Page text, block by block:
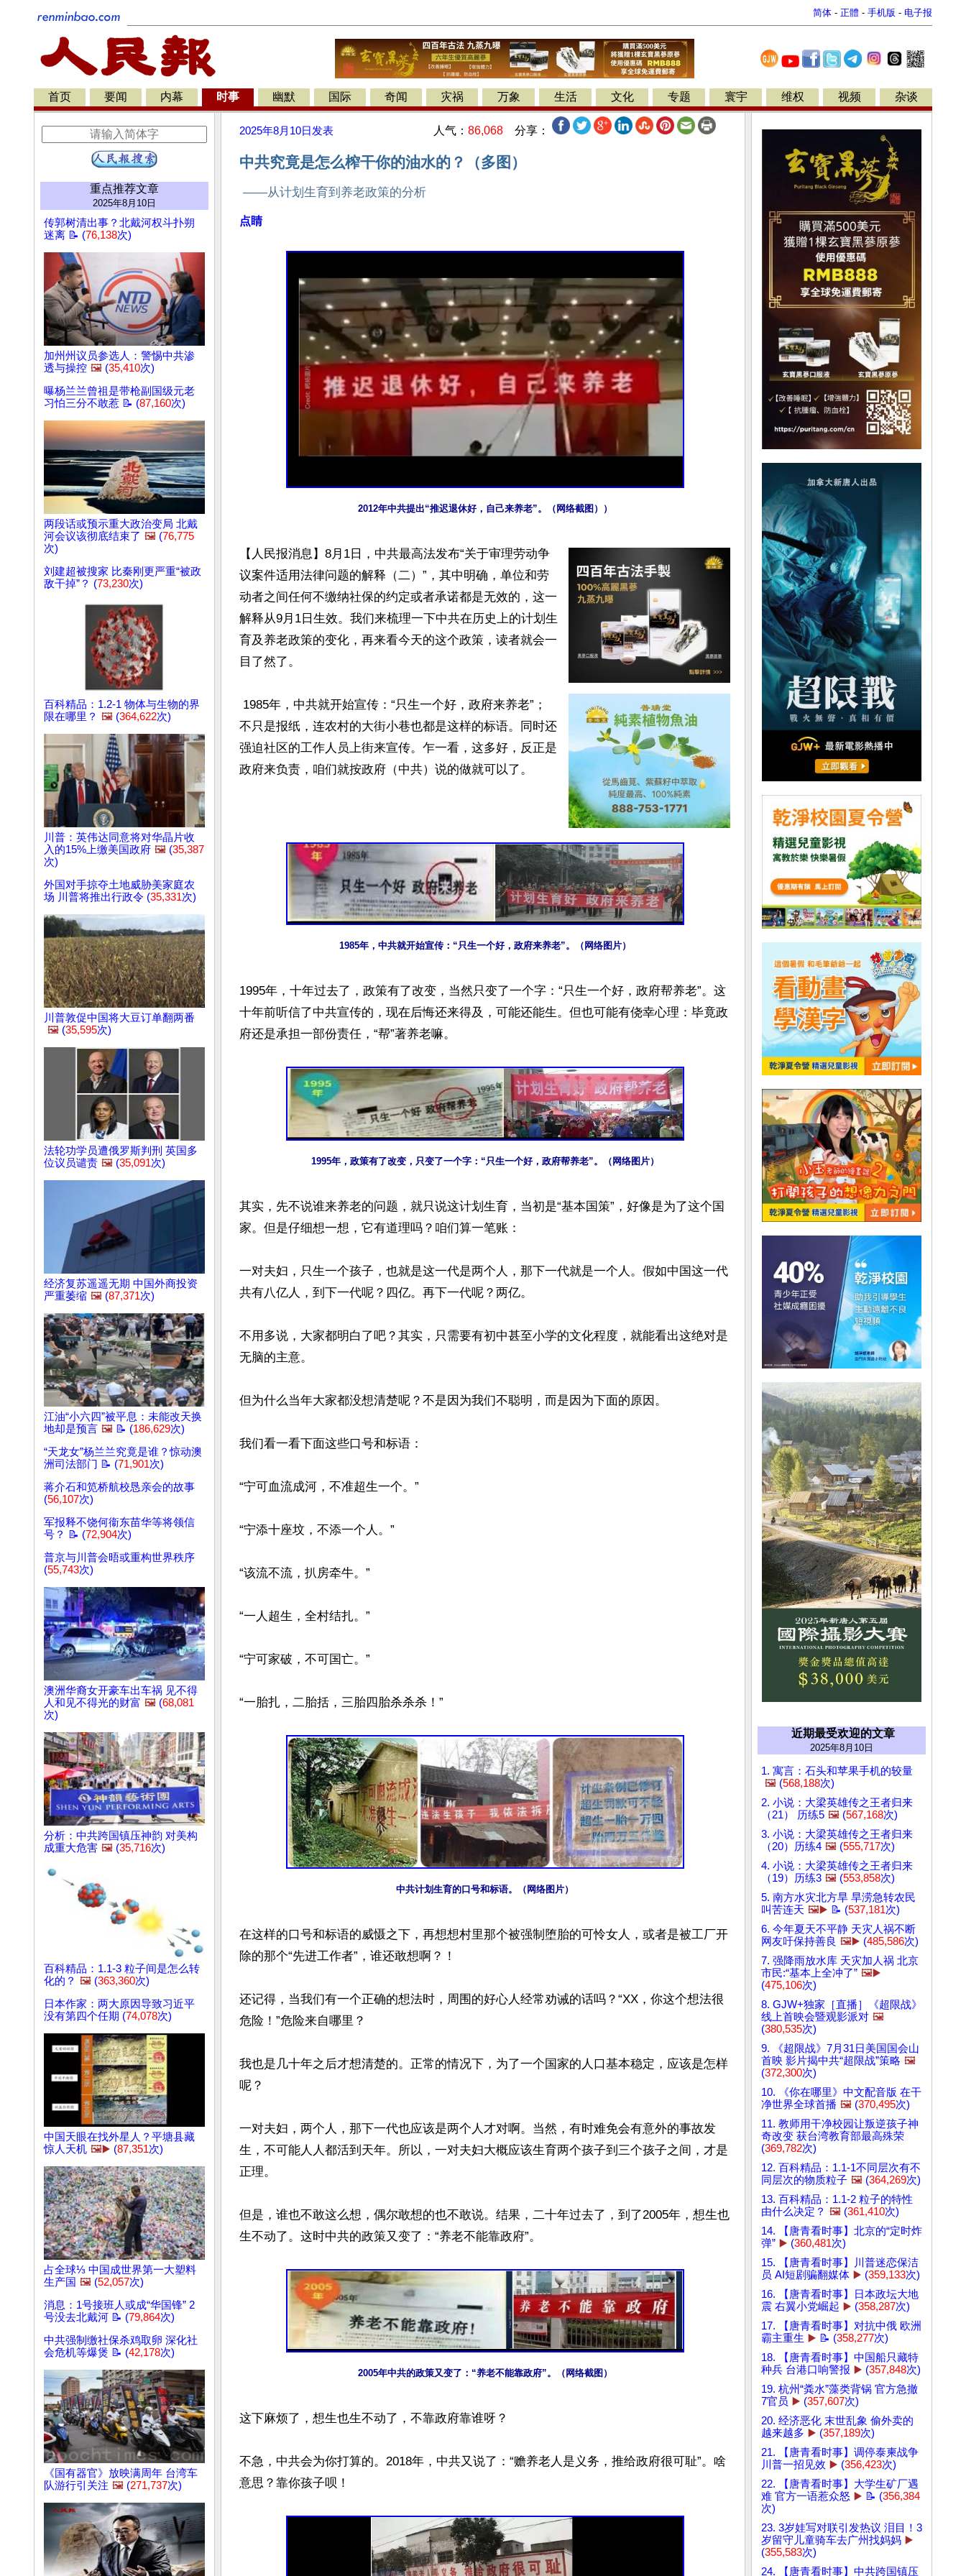
简体 - 正體 - 手机版 - 电子报
首页 要闻 内幕 时事 幽默 国际 奇闻 灾祸 万象 生活 文化 专题 寰宇 维权 视频 杂谈
重点推荐文章
2025年8月10日
传郭树清出事？北戴河权斗扑朔
迷离 📝 (76,138次)
加州州议员参选人：警惕中共渗
透与操控 🖼️ (35,410次)
曝杨兰兰曾祖是带枪副国级元老
习怕三分不敢惹 📝 (87,160次)
两段话或预示重大政治变局 北戴
河会议该彻底结束了 🖼️ (76,775
次)
刘建超被搜家 比秦刚更严重“被政
敌干掉”？ (73,230次)
百科精品：1.2-1 物体与生物的界
限在哪里？ 🖼️ (364,622次)
川普：英伟达同意将对华晶片收
入的15%上缴美国政府 🖼️ (35,387
次)
外国对手掠夺土地威胁美家庭农
场 川普将推出行政令 (35,331次)
川普敦促中国将大豆订单翻两番
🖼️ (35,595次)
法轮功学员遭俄罗斯判刑 英国多
位议员谴责 🖼️ (35,091次)
经济复苏遥遥无期 中国外商投资
严重萎缩 🖼️ (87,371次)
江油“小六四”被平息：未能改天换
地却是预言 🖼️ 📝 (186,629次)
“天龙女”杨兰兰究竟是谁？惊动澳
洲司法部门 📝 (71,901次)
蒋介石和笕桥航校恳亲会的故事
(56,107次)
军报释不饶何衞东苗华等将领信
号？ 📝 (72,904次)
普京与川普会晤或重构世界秩序
(55,743次)
澳洲华裔女开豪车出车祸 见不得
人和见不得光的财富 🖼️ (68,081
次)
分析：中共跨国镇压神韵 对美构
成重大危害 🖼️ (35,716次)
百科精品：1.1-3 粒子间是怎么转
化的？ 🖼️ (363,360次)
日本作家：两大原因导致习近平
没有第四个任期 (74,078次)
中国天眼在找外星人？平塘县藏
惊人天机 🖼️▶️ (87,351次)
占全球⅓ 中国成世界第一大塑料
生产国 🖼️ (52,057次)
消息：1号接班人或成“华国锋” 2
号没去北戴河 📝 (79,864次)
中共强制缴社保杀鸡取卵 深化社
会危机等爆煲 📝 (42,178次)
《国有器官》放映满周年 台湾车
队游行引关注 🖼️ (271,737次)
2025年8月10日 发表 人气： 86,068 分享：
中共究竟是怎么榨干你的油水的？（多图）
——从计划生育到养老政策的分析
点睛
2012年中共提出“推迟退休好，自己来养老”。（网络截图））
【人民报消息】8月1日，中共最高法发布“关于审理劳动争
议案件适用法律问题的解释（二）”，其中明确，单位和劳
动者之间任何不缴纳社保的约定或者承诺都是无效的，这一
解释从9月1日生效。我们来梳理一下中共在历史上的计划生
育及养老政策的变化，再来看今天的这个政策，读者就会一
目了然了。
不只是报纸，连农村的大街小巷也都是这样的标语。同时还
强迫社区的工作人员上街来宣传。乍一看，这多好，反正是
政府来负责，咱们就按政府（中共）说的做就可以了。
1985年，中共就开始宣传：“只生一个好，政府来养老”。（网络图片）
1995年，十年过去了，政策有了改变，当然只变了一个字：“只生一个好，政府帮养老”。这
十年前听信了中共宣传的，现在后悔还来得及，可能还能生。但也可能有侥幸心理：毕竟政
府还是承担一部份责任，“帮”著养老嘛。
1995年，政策有了改变，只变了一个字：“只生一个好，政府帮养老”。（网络图片）
其实，先不说谁来养老的问题，就只说这计划生育，当初是“基本国策”，好像是为了这个国
家。但是仔细想一想，它有道理吗？咱们算一笔账：
一对夫妇，只生一个孩子，也就是这一代是两个人，那下一代就是一个人。假如中国这一代
共有八亿人，到下一代呢？四亿。再下一代呢？两亿。
不用多说，大家都明白了吧？其实，只需要有初中甚至小学的文化程度，就能看出这绝对是
无脑的主意。
但为什么当年大家都没想清楚呢？不是因为我们不聪明，而是因为下面的原因。
我们看一看下面这些口号和标语：
“宁可血流成河，不准超生一个。”
“宁添十座坟，不添一个人。”
“该流不流，扒房牵牛。”
“一人超生，全村结扎。”
“宁可家破，不可国亡。”
“一胎扎，二胎括，三胎四胎杀杀杀！”
中共计划生育的口号和标语。（网络图片）
在这样的口号和标语的威慑之下，再想想村里那个被强制堕胎的可怜女人，或者是被工厂开
除的那个“先进工作者”，谁还敢想啊？！
还记得，当我们有一个正确的想法时，周围的好心人经常劝诫的话吗？“XX，你这个想法很
危险！”危险来自哪里？
我也是几十年之后才想清楚的。正常的情况下，为了一个国家的人口基本稳定，应该是怎样
呢？
一对夫妇，两个人，那下一代也应该是两个人才对啊。当然，有时难免会有意外的事故发
生，不可能人人都活到天年。所以，一对夫妇大概应该生育两个孩子到三个孩子之间，才是
正理。
但是，谁也不敢这么想，偶尔敢想的也不敢说。结果，二十年过去了，到了2005年，想生也
生不动了。这时中共的政策又变了：“养老不能靠政府”。
2005年中共的政策又变了：“养老不能靠政府”。（网络截图）
这下麻烦了，想生也生不动了，不靠政府靠谁呀？
不急，中共会为你打算的。2018年，中共又说了：“赡养老人是义务，推给政府很可耻”。啥
意思？靠你孩子呗！
近期最受欢迎的文章
2025年8月10日
1. 寓言：石头和苹果手机的较量
🖼️ (568,188次)
2. 小说：大梁英雄传之王者归来
（21） 历练5 🖼️ (567,168次)
3. 小说：大梁英雄传之王者归来
（20）历练4 🖼️ (555,717次)
4. 小说：大梁英雄传之王者归来
（19）历练3 🖼️ (553,858次)
5. 南方水灾北方旱 旱涝急转农民
叫苦连天 🖼️▶️ 📝 (537,181次)
6. 今年夏天不平静 天灾人祸不断
网友吁保持善良 🖼️▶️ (485,586次)
7. 强降雨放水库 天灾加人祸 北京
市民:“基本上全冲了” 🖼️▶️
(475,106次)
8. GJW+独家［直播］《超限战》
线上首映会暨观影派对 🖼️
(380,535次)
9. 《超限战》7月31日美国国会山
首映 影片揭中共“超限战”策略 🖼️
(372,300次)
10. 《你在哪里》中文配音版 在干
净世界全球首播 🖼️ (370,495次)
11. 教师用干净校园让叛逆孩子神
奇改变 获台湾教育部最高殊荣
(369,782次)
12. 百科精品：1.1-1不同层次有不
同层次的物质粒子 🖼️ (364,269次)
13. 百科精品：1.1-2 粒子的特性
由什么决定？ 🖼️ (361,410次)
14. 【唐青看时事】北京的“定时炸
弹” ▶️ (360,481次)
15. 【唐青看时事】川普迷恋保洁
员 AI短剧骗翻媒体 ▶️ (359,133次)
16. 【唐青看时事】日本政坛大地
震 右翼小党崛起 ▶️ (358,287次)
17. 【唐青看时事】对抗中俄 欧洲
霸主重生 ▶️ 📝 (358,277次)
18. 【唐青看时事】中国船只藏特
种兵 台港口响警报 ▶️ (357,848次)
19. 杭州“粪水”藻类背锅 官方急撤
7官员 ▶️ (357,607次)
20. 经济恶化 末世乱象 偷外卖的
越来越多 ▶️ (357,189次)
21. 【唐青看时事】调停泰柬战争
川普一招见效 ▶️ (356,423次)
22. 【唐青看时事】大学生矿厂遇
难 官方一语惹众怒 ▶️ 📝 (356,384
次)
23. 3岁娃写对联引发热议 泪目！3
岁留守儿童骑车去广州找妈妈 ▶️
(355,583次)
24. 【唐青看时事】中共跨国镇压